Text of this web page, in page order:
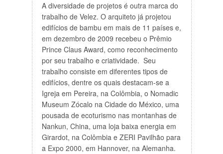
A diversidade de projetos é outra marca do
trabalho de Velez. O arquiteto já projetou
edifícios de bambu em mais de 11 países e,
em dezembro de 2009 recebeu o Prêmio
Prince Claus Award, como reconhecimento
por seu trabalho e criatividade. Seu
trabalho consiste em diferentes tipos de
edifícios, dentre os quais destacam-se a
Igreja em Pereira, na Colômbia, o Nomadic
Museum Zócalo na Cidade do México, uma
pousada de ecoturismo nas montanhas de
Nankun, China, uma loja baixa energia em
Girardot, na Colômbia e ZERI Pavilhão para
a Expo 2000, em Hannover, na Alemanha.